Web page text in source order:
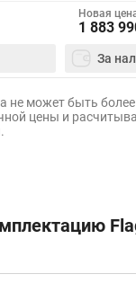
Новая
1 883
За
не может быть более
цены и